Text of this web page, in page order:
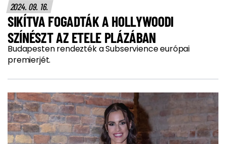
2024. 09. 16.
SIKÍTVA FOGADTÁK A HOLLYWOODI
SZÍNÉSZT AZ ETELE PLÁZÁBAN
Budapesten rendezték a Subservience európai
premierjét.